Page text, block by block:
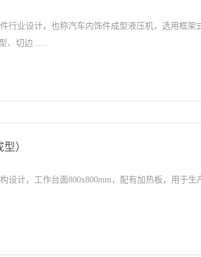
行业设计，也称汽车内饰件成型液压机，选用框架
、切边......
）
设计，工作台面800x800mm，配有加热板，用于